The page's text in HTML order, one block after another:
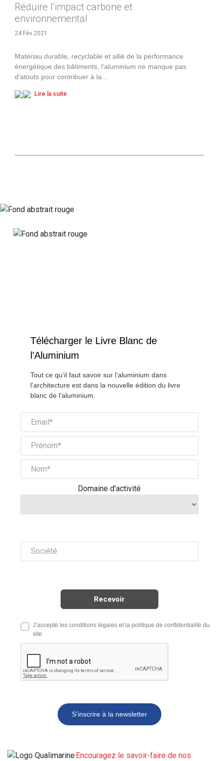
Réduire l’impact carbone et
environnemental
24 Fév 2021
Matériau durable, recyclable et allié de la performance
énergétique des bâtiments, l’aluminium ne manque pas
d’atouts pour contribuer à la
Lire la suite
Télécharger le Livre Blanc de
l’Aluminium
Tout ce qu’il faut savoir sur l’aluminium dans
l’architecture est dans la nouvelle édition du livre
blanc de l’aluminium.
Domaine d'activité
J’accepte les conditions légales et la politique de confidentialité du
site
S’inscrire à la newsletter
Encouragez le savoir-faire de nos